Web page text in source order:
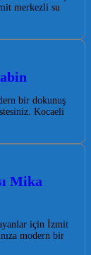
merkezli su
bir dokunuş
Kocaeli
Mika
için İzmit
modern bir